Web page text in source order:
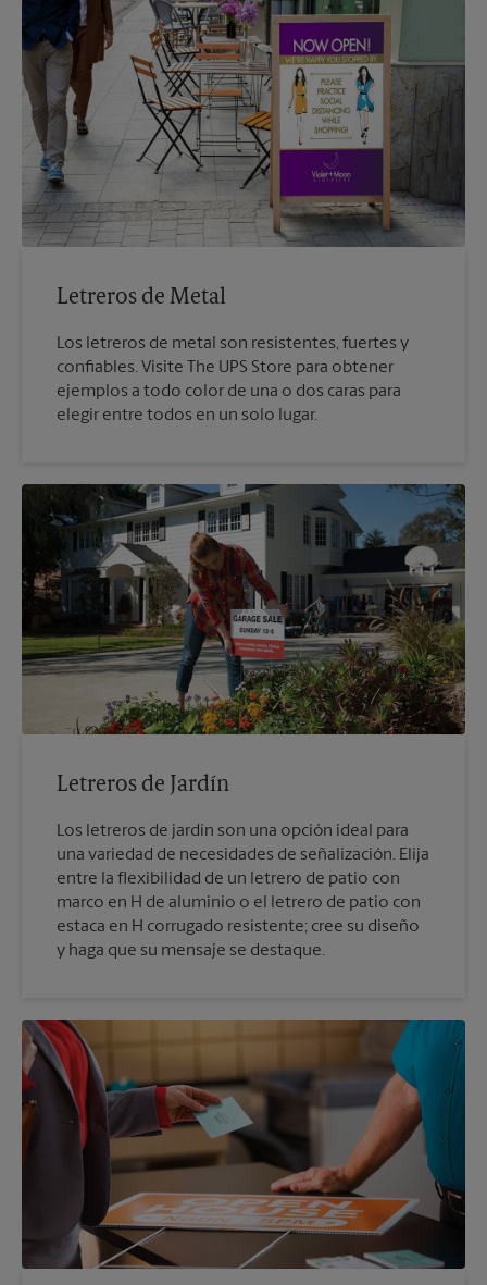
Letreros de Metal
Los letreros de metal son resistentes, fuertes y
confiables. Visite The UPS Store para obtener
ejemplos a todo color de una o dos caras para
elegir entre todos en un solo lugar.
Letreros de Jardín
Los letreros de jardín son una opción ideal para
una variedad de necesidades de señalización. Elija
entre la flexibilidad de un letrero de patio con
marco en H de aluminio o el letrero de patio con
estaca en H corrugado resistente; cree su diseño
y haga que su mensaje se destaque.